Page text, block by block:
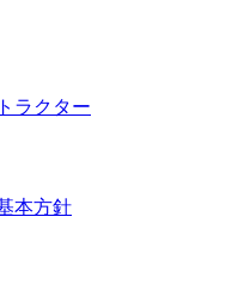
ラクター
本方針